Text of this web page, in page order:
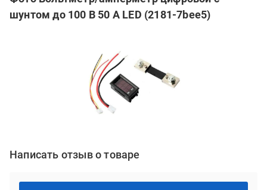
шунтом до 100 В 50 А LED (2181-7bee5)
Написать отзыв о товаре